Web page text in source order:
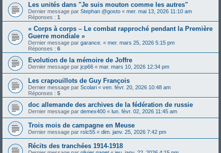
Les unités dans "Je suis mouton comme les autres"
Dernier message par Stephan @gosto « mer. mai 13, 2026 11:10 am
Réponses : 1
« Corps à corps – Le combat rapproché pendant la Première
Guerre mondiale »
Dernier message par garance. « mer. mars 25, 2026 5:15 pm
Réponses : 6
Evolution de la mémoire de Joffre
Dernier message par jcp66 « mar. mars 10, 2026 12:34 pm
Les crapouillots de Guy François
Dernier message par Scolari « ven. févr. 20, 2026 10:48 am
Réponses : 5
doc allemande des archives de la fédération de russie
Dernier message par demex400 « lun. févr. 02, 2026 11:45 am
Trois mois de campagne en Meuse
Dernier message par rslc55 « dim. janv. 25, 2026 7:42 pm
Récits des tranchées 1914-1918